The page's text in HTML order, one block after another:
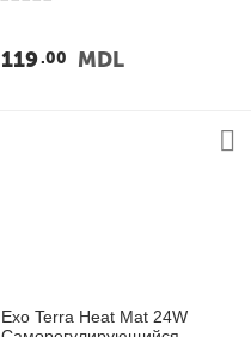
119 00 MDL
Exo Terra Heat Mat 24W